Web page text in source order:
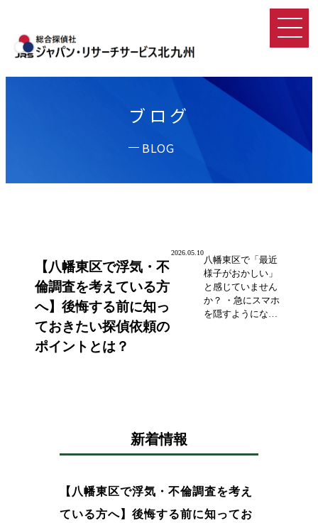
ブログ
BLOG
【八幡東区で浮気・不
倫調査を考えている方
へ】後悔する前に知っ
ておきたい探偵依頼の
ポイントとは？
2026.05.10
八幡東区で「最近
様子がおかしい」
と感じていません
か？ ・急にスマホ
を隠すようにな…
新着情報
【八幡東区で浮気・不倫調査を考え
ている方へ】後悔する前に知ってお